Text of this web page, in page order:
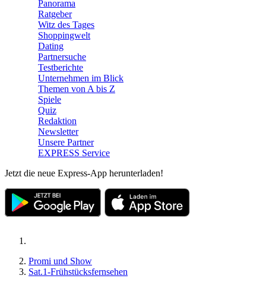
Panorama
Ratgeber
Witz des Tages
Shoppingwelt
Dating
Partnersuche
Testberichte
Unternehmen im Blick
Themen von A bis Z
Spiele
Quiz
Redaktion
Newsletter
Unsere Partner
EXPRESS Service
Jetzt die neue Express-App herunterladen!
Promi und Show
Sat.1-Frühstücksfernsehen